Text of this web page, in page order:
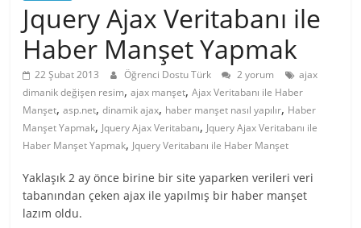
Jquery Ajax Veritabanı ile
Haber Manşet Yapmak
22 Şubat 2013 Öğrenci Dostu Türk 2 yorum
ajax
dimanik değişen resim,ajax manşet,Ajax Veritabanı ile Haber
Manşet,asp.net,dinamik ajax, haber manşet nasıl yapılır, Haber
Manşet Yapmak, Jquery Ajax Veritabanı, Jquery Ajax Veritabanı ile
Haber Manşet Yapmak, Jquery Veritabanı ile Haber Manşet
Yaklaşık 2 ay önce birine bir site yaparken verileri veri
tabanından çeken ajax ile yapılmış bir haber manşet
lazım oldu.